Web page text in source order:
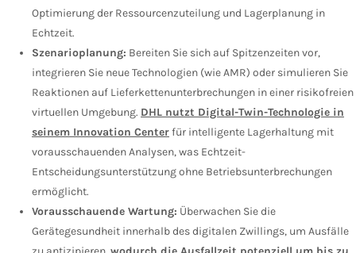
Optimierung der Ressourcenzuteilung und Lagerplanung in
Echtzeit.
Szenarioplanung: Bereiten Sie sich auf Spitzenzeiten vor,
integrieren Sie neue Technologien (wie AMR) oder simulieren Sie
Reaktionen auf Lieferkettenunterbrechungen in einer risikofreien
virtuellen Umgebung. DHL nutzt Digital-Twin-Technologie in
seinem Innovation Centerfür intelligente Lagerhaltung mit
vorausschauenden Analysen, was Echtzeit-
Entscheidungsunterstützung ohne Betriebsunterbrechungen
ermöglicht.
Vorausschauende Wartung: Überwachen Sie die
Gerätegesundheit innerhalb des digitalen Zwillings, um Ausfälle